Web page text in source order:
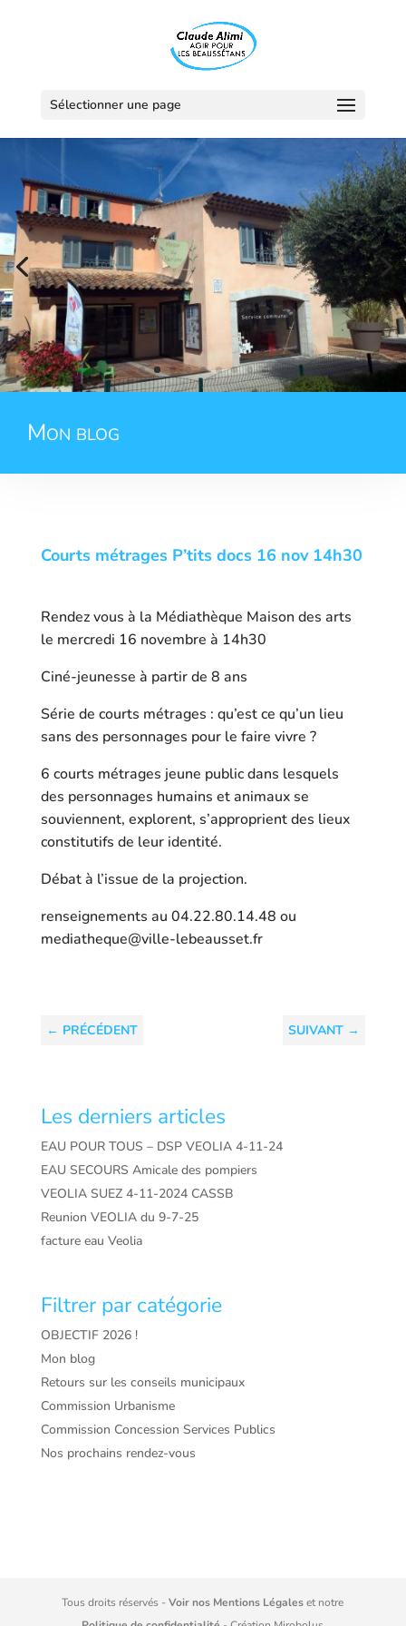
Sélectionner une page
Mon blog
Courts métrages P’tits docs 16 nov 14h30
Rendez vous à la Médiathèque Maison des arts
le mercredi 16 novembre à 14h30
Ciné-jeunesse à partir de 8 ans
Série de courts métrages : qu’est ce qu’un lieu
sans des personnages pour le faire vivre ?
6 courts métrages jeune public dans lesquels
des personnages humains et animaux se
souviennent, explorent, s’approprient des lieux
constitutifs de leur identité.
Débat à l’issue de la projection.
renseignements au 04.22.80.14.48 ou
mediatheque@ville-lebeausset.fr
← PRÉCÉDENT SUIVANT →
Les derniers articles
EAU POUR TOUS – DSP VEOLIA 4-11-24
EAU SECOURS Amicale des pompiers
VEOLIA SUEZ 4-11-2024 CASSB
Reunion VEOLIA du 9-7-25
facture eau Veolia
Filtrer par catégorie
OBJECTIF 2026 !
Mon blog
Retours sur les conseils municipaux
Commission Urbanisme
Commission Concession Services Publics
Nos prochains rendez-vous
Tous droits réservés -Voir nos Mentions Légaleset notre